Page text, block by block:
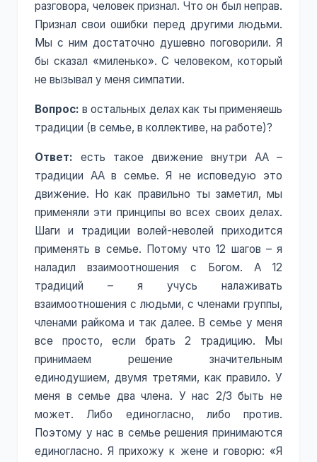
разговора, человек признал. Что он был неправ.
Признал свои ошибки перед другими людьми.
Мы с ним достаточно душевно поговорили. Я
бы сказал «миленько». С человеком, который
не вызывал у меня симпатии.
Вопрос: в остальных делах как ты применяешь
традиции (в семье, в коллективе, на работе)?
Ответ: есть такое движение внутри АА –
традиции АА в семье. Я не исповедую это
движение. Но как правильно ты заметил, мы
применяли эти принципы во всех своих делах.
Шаги и традиции волей-неволей приходится
применять в семье. Потому что 12 шагов – я
наладил взаимоотношения с Богом. А 12
традиций – я учусь налаживать
взаимоотношения с людьми, с членами группы,
членами райкома и так далее. В семье у меня
все просто, если брать 2 традицию. Мы
принимаем решение значительным
единодушием, двумя третями, как правило. У
меня в семье два члена. У нас 2/3 быть не
может. Либо единогласно, либо против.
Поэтому у нас в семье решения принимаются
единогласно. Я прихожу к жене и говорю: «Я